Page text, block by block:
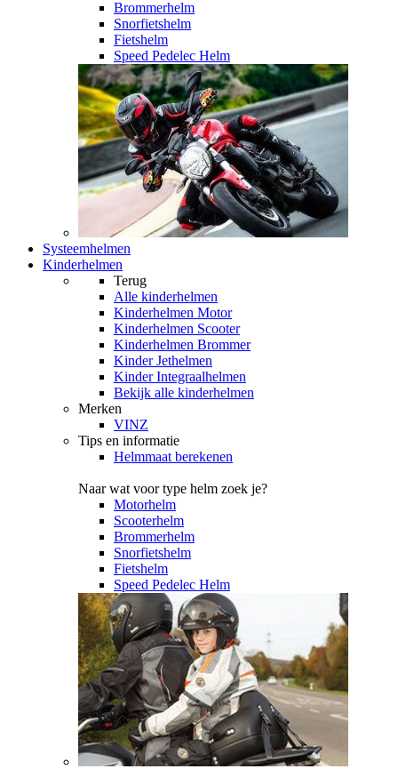
Brommerhelm
Snorfietshelm
Fietshelm
Speed Pedelec Helm
Systeemhelmen
Kinderhelmen
Terug
Alle kinderhelmen
Kinderhelmen Motor
Kinderhelmen Scooter
Kinderhelmen Brommer
Kinder Jethelmen
Kinder Integraalhelmen
Bekijk alle kinderhelmen
Merken
VINZ
Tips en informatie
Helmmaat berekenen
Naar wat voor type helm zoek je?
Motorhelm
Scooterhelm
Brommerhelm
Snorfietshelm
Fietshelm
Speed Pedelec Helm